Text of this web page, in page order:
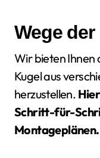
Wege
Wir bieten Ihnen
Kugel aus
herzustellen.
Schritt-für-
Montageplänen.